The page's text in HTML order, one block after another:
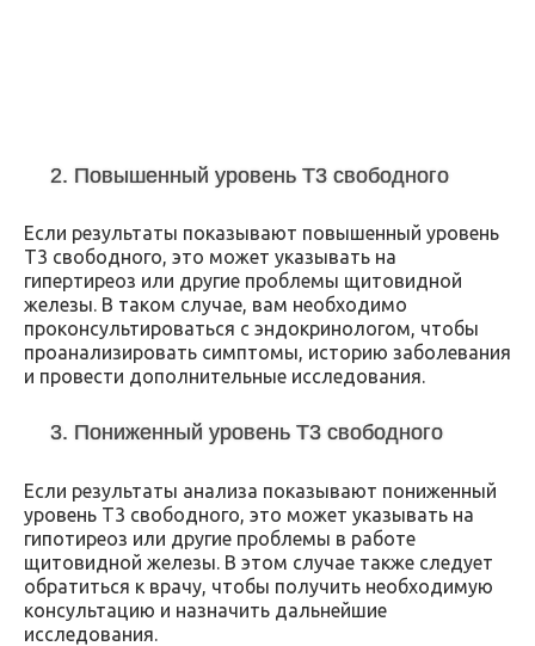
2. Повышенный уровень Т3 свободного
Если результаты показывают повышенный уровень
Т3 свободного, это может указывать на
гипертиреоз или другие проблемы щитовидной
железы. В таком случае, вам необходимо
проконсультироваться с эндокринологом, чтобы
проанализировать симптомы, историю заболевания
и провести дополнительные исследования.
3. Пониженный уровень Т3 свободного
Если результаты анализа показывают пониженный
уровень Т3 свободного, это может указывать на
гипотиреоз или другие проблемы в работе
щитовидной железы. В этом случае также следует
обратиться к врачу, чтобы получить необходимую
консультацию и назначить дальнейшие
исследования.